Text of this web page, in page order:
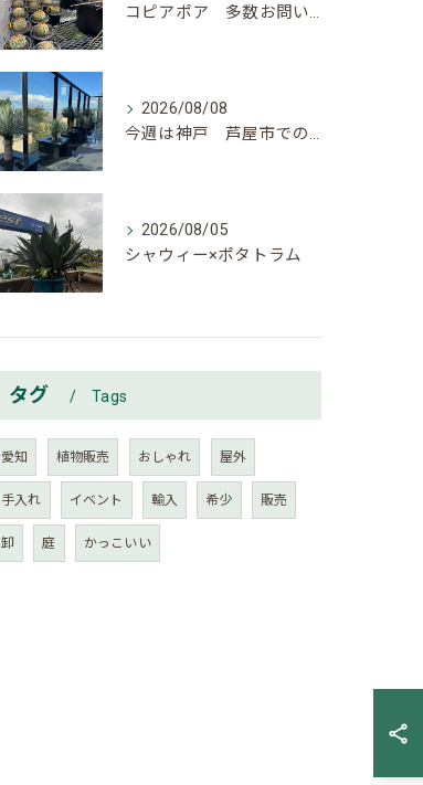
コピアポア 多数お問い合わせ頂いております。
2026/08/08
今週は神戸 芦屋市でのご依頼でした。
2026/08/05
シャウィー×ポタトラム
タグ Tags
愛知 植物販売 おしゃれ 屋外
手入れ イベント 輸入 希少 販売
卸 庭 かっこいい